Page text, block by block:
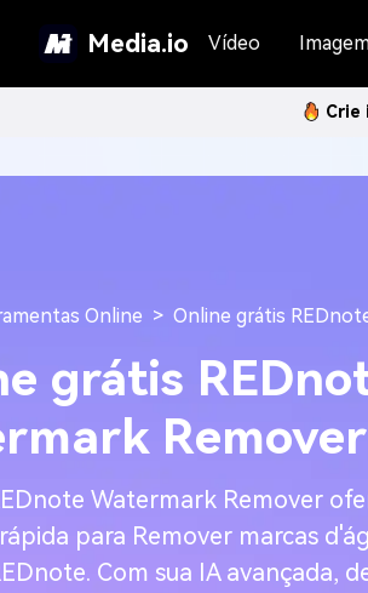
Media.io Vídeo
Crie
Online Online grátis
grátis
Remover
Watermark Remover
para Remover marcas
Com sua IA avançada,